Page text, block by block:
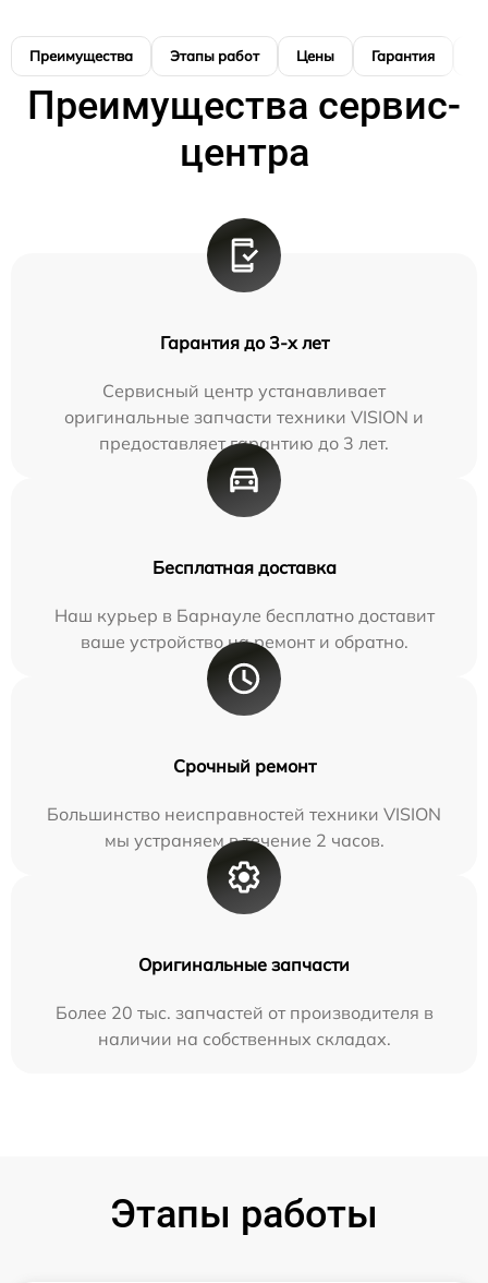
Преимущества Этапы работ Цены Гарантия
Преимущества сервис-
центра
Гарантия до 3-х лет
Сервисный центр устанавливает
оригинальные запчасти техники VISION и
предоставляет гарантию до 3 лет.
Бесплатная доставка
Наш курьер в Барнауле бесплатно доставит
ваше устройство на ремонт и обратно.
Срочный ремонт
Большинство неисправностей техники VISION
мы устраняем в течение 2 часов.
Оригинальные запчасти
Более 20 тыс. запчастей от производителя в
наличии на собственных складах.
Этапы работы